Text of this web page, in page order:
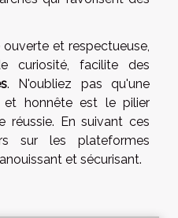
et respectueuse,
curiosité, facilite des
. N'oubliez pas qu'une
et honnête est le pilier
réussie. En suivant ces
sur les plateformes
et sécurisant.